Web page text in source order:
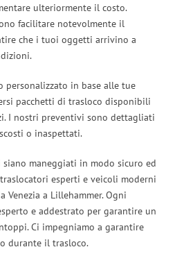
ulteriormente il costo.
facilitare notevolmente il
che i tuoi oggetti arrivino a
personalizzato in base alle tue
pacchetti di trasloco disponibili
I nostri preventivi sono dettagliati
o inaspettati.
maneggiati in modo sicuro ed
esperti e veicoli moderni
a Lillehammer. Ogni
e addestrato per garantire un
Ci impegniamo a garantire
durante il trasloco.